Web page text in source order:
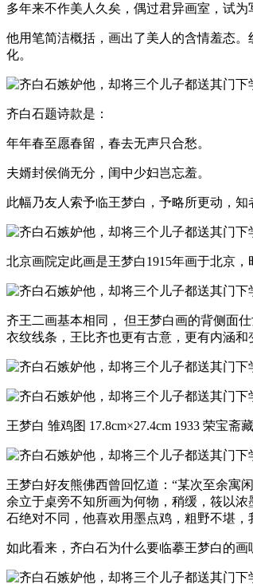
多年来不作美人久矣，偶过君异画室，试
他用笔简洁概括，画出了美人的含情羞态
化。
齐白石题诗款是：
年年春至愿春留，春去无声只合愁。
夫婿封侯倘无分，闺中少妇岂忘羞。
此幅乃友人索予临王梦白，予略所更动，
北京画院定此画是王梦白1915年画于北京
齐王二画基本相同， 但王梦白画的背侧面
衣纹线条，王比齐也更有古意，更有内涵和
王梦白 雏鸡图 17.8cm×27.4cm 1933 荣宝斋藏
王梦白好友熊佛西曾回忆道：“某次至余寓
余立于桌旁不知所画为何物，稍缓，筱以
石绝对不同，他喜欢用墨点鸡，粗野不堪
如此看来，齐白石为什么要临摹王梦白的画